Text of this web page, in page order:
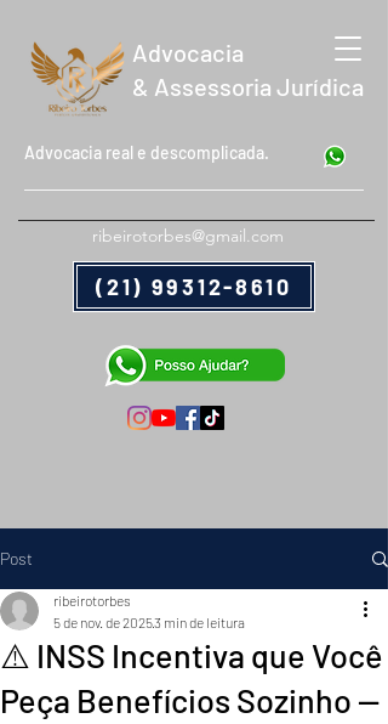
Advocacia
& Assessoria Jurídica
Advocacia real e descomplicada.
ribeirotorbes@gmail.com
(21) 99312-8610
Post
⚠️ INSS Incentiva que Você
Peça Benefícios Sozinho —
ribeirotorbes
5 de nov. de 20253 min de leitura